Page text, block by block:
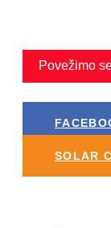
Povežimo
SOLAR